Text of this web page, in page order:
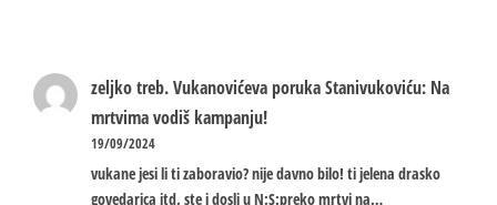
zeljko treb.Vukanovićeva poruka Stanivukoviću: Na
mrtvima vodiš kampanju!
19/09/2024
vukane jesi li ti zaboravio? nije davno bilo! ti jelena drasko
govedarica itd. ste i dosli u N:S:preko mrtvi na…